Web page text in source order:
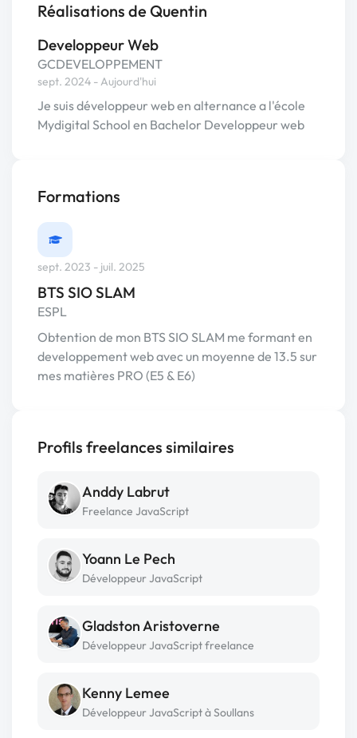
Réalisations de Quentin
Developpeur Web
GCDEVELOPPEMENT
sept. 2024 - Aujourd'hui
Je suis développeur web en alternance a l'école
Mydigital School en Bachelor Developpeur web
Formations
sept. 2023 - juil. 2025
BTS SIO SLAM
ESPL
Obtention de mon BTS SIO SLAM me formant en
developpement web avec un moyenne de 13.5 sur
mes matières PRO (E5 & E6)
Profils freelances similaires
Anddy Labrut
Freelance JavaScript
Yoann Le Pech
Développeur JavaScript
Gladston Aristoverne
Développeur JavaScript freelance
Kenny Lemee
Développeur JavaScript à Soullans